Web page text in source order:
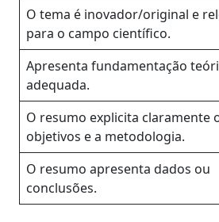
O tema é inovador/original e
para o campo científico.
Apresenta fundamentação
adequada.
O resumo explicita claramente
objetivos e a metodologia.
O resumo apresenta dados ou
conclusões.